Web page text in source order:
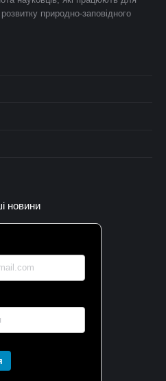
природно-заповідного
новини